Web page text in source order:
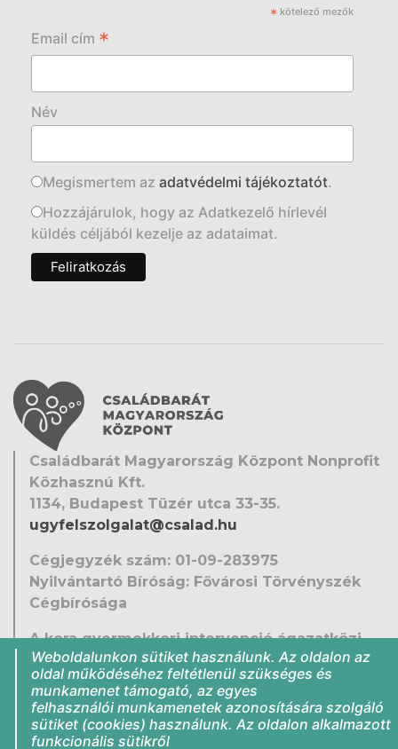
* kötelező mezők
Email cím *
Név
Megismertem az adatvédelmi tájékoztatót.
Hozzájárulok, hogy az Adatkezelő hírlevél
küldés céljából kezelje az adataimat.
Családbarát Magyarország Központ Nonprofit
Közhasznú Kft.
1134, Budapest Tüzér utca 33-35.
ugyfelszolgalat@csalad.hu
Cégjegyzék szám: 01-09-283975
Nyilvántartó Bíróság: Fővárosi Törvényszék
Cégbírósága
A kora gyermekkori intervenció ágazatközi
fejlesztése
EFOP-1.9.5-VEKOP-16-2016-00001
Közérdekű adatok
Jogi nyilatkozat
Weboldalunkon sütiket használunk. Az oldalon az
oldal működéséhez feltétlenül szükséges és
munkamenet támogató, az egyes
felhasználói munkamenetek azonosítására szolgáló
sütiket (cookies) használunk. Az oldalon alkalmazott
funkcionális sütikről